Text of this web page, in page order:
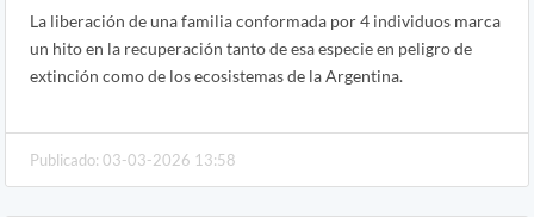
La liberación de una familia conformada por 4 individuos marca
un hito en la recuperación tanto de esa especie en peligro de
extinción como de los ecosistemas de la Argentina.
Publicado: 03-03-2026 13:58